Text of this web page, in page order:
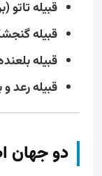
قبیله تاتو
قبیله
قبیله
قبیله رعد
دو جهان